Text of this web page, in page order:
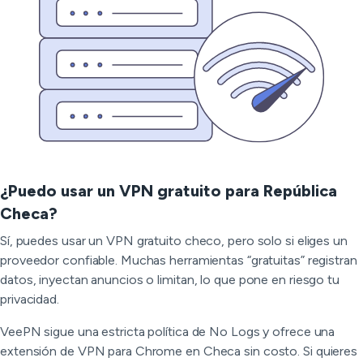
¿Puedo usar un VPN gratuito para República
Checa?
Sí, puedes usar un VPN gratuito checo, pero solo si eliges un
proveedor confiable. Muchas herramientas “gratuitas” registran
datos, inyectan anuncios o limitan, lo que pone en riesgo tu
privacidad.
VeePN sigue una estricta política de No Logs y ofrece una
extensión de VPN para Chrome en Checa sin costo. Si quieres